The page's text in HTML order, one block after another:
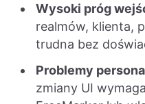
Wysoki próg
realmów, klienta,
trudna bez
Problemy
zmiany UI